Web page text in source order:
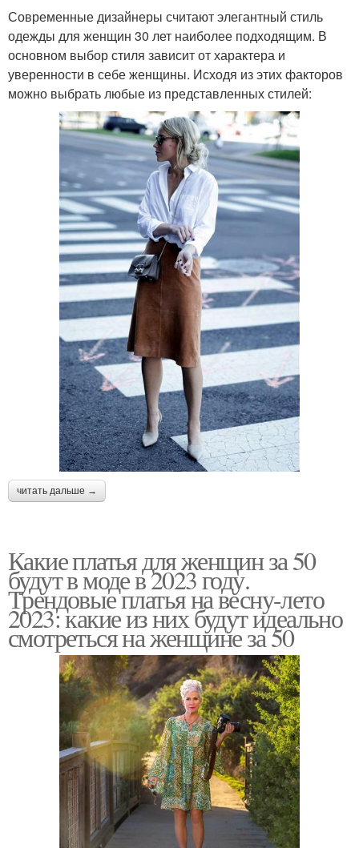
Современные дизайнеры считают элегантный стиль
одежды для женщин 30 лет наиболее подходящим. В
основном выбор стиля зависит от характера и
уверенности в себе женщины. Исходя из этих факторов
можно выбрать любые из представленных стилей:
читать дальше →
Какие платья для женщин за 50
будут в моде в 2023 году.
Трендовые платья на весну-лето
2023: какие из них будут идеально
смотреться на женщине за 50